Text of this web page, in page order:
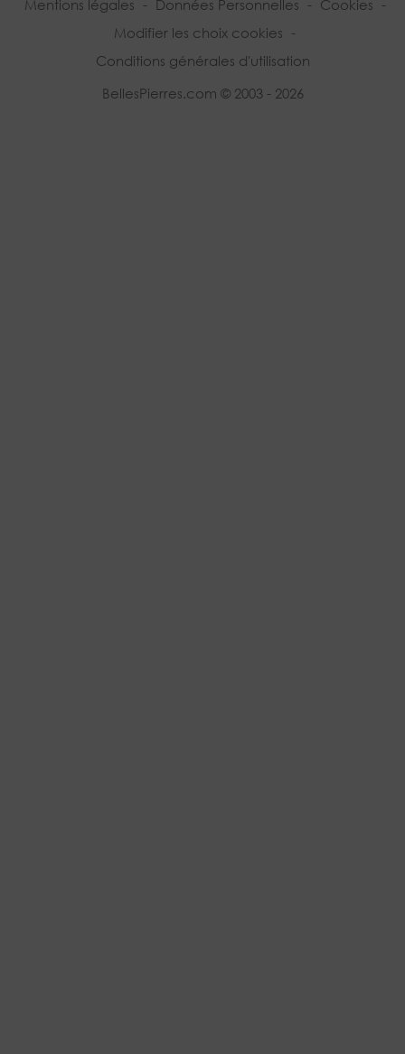
Mentions légales - Données Personnelles - Cookies -
Modifier les choix cookies -
Conditions générales d'utilisation
BellesPierres.com © 2003 - 2026